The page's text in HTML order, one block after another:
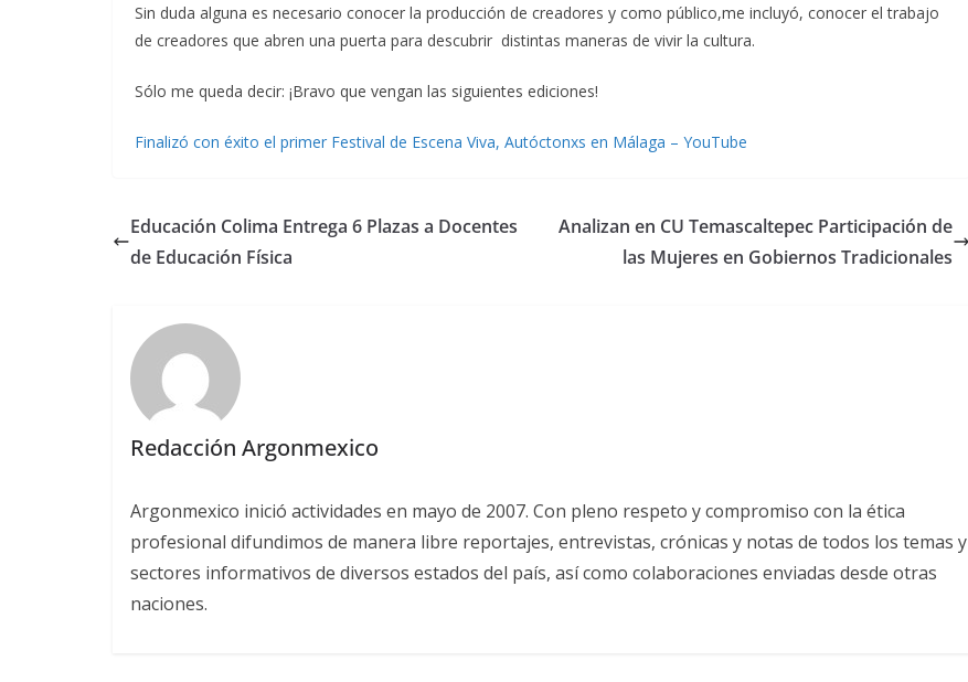
Sin duda alguna es necesario conocer la producción de creadores y como público,me incluyó, conocer el trabajo
de creadores que abren una puerta para descubrir distintas maneras de vivir la cultura.
Sólo me queda decir: ¡Bravo que vengan las siguientes ediciones!
Finalizó con éxito el primer Festival de Escena Viva, Autóctonxs en Málaga – YouTube
Educación Colima Entrega 6 Plazas a Docentes
de Educación Física
Analizan en CU Temascaltepec Participación de
las Mujeres en Gobiernos Tradicionales
Redacción Argonmexico
Argonmexico inició actividades en mayo de 2007. Con pleno respeto y compromiso con la ética
profesional difundimos de manera libre reportajes, entrevistas, crónicas y notas de todos los temas y
sectores informativos de diversos estados del país, así como colaboraciones enviadas desde otras
naciones.